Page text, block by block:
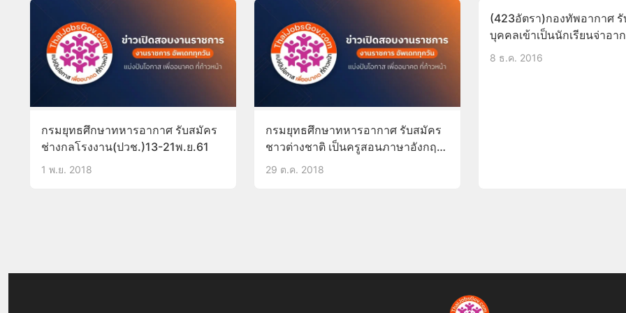
กรมยุทธศึกษาทหารอากาศ รับสมัคร
ช่างกลโรงงาน(ปวช.)13-21พ.ย.61
1 พ.ย. 2018
กรมยุทธศึกษาทหารอากาศ รับสมัคร
ชาวต่างชาติ เป็นครูสอนภาษาอังกฤษ
13พ.ย.-11ธ.ค.61
29 ต.ค. 2018
(423อัตรา)กองทัพอากาศ
บุคคลเข้าเป็นนักเรียนจ่าอา
15ธ.ค.59-31ม.ค60
8 ธ.ค. 2016